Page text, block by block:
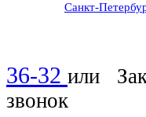
Санкт-
36-32 или
звонок